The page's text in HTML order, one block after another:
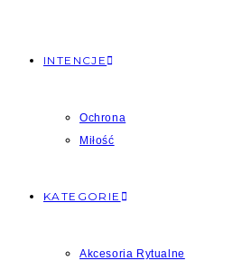
INTENCJE
Ochrona
Miłość
KATEGORIE
Akcesoria Rytualne